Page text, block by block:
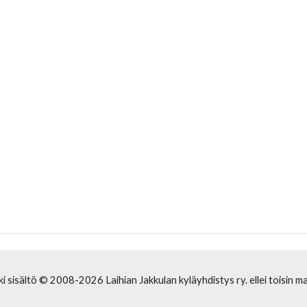
sisältö © 2008-2026 Laihian Jakkulan kyläyhdistys ry. ellei toisin